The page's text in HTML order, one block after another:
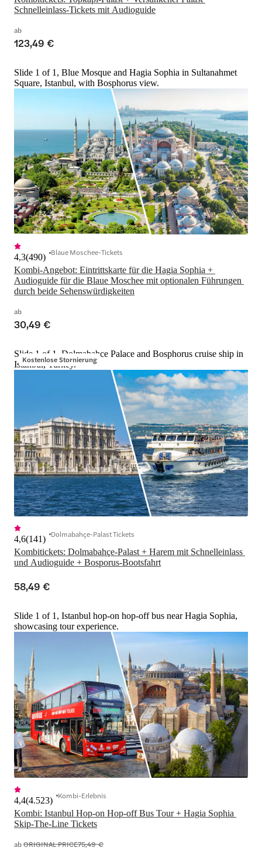
Schnelleinlass-Tickets mit Audioguide
ab
123,49 €
Slide 1 of 1, Blue Mosque and Hagia Sophia in Sultanahmet
Square, Istanbul, with Bosphorus view.
Kombi-Angebot: Eintrittskarte für die Hagia Sophia +
Audioguide für die Blaue Moschee mit optionalen Führungen
durch beide Sehenswürdigkeiten
4,3(490) Blaue Moschee-Tickets
ab
30,49 €
Kostenlose Stornierung
Slide 1 of 1, Dolmabahce Palace and Bosphorus cruise ship in
Istanbul, Turkey.
Kombitickets: Dolmabahçe-Palast + Harem mit Schnelleinlass
und Audioguide + Bosporus-Bootsfahrt
4,6(141) Dolmabahçe-Palast Tickets
58,49 €
Slide 1 of 1, Istanbul hop-on hop-off bus near Hagia Sophia,
showcasing tour experience.
Kombi: Istanbul Hop-on Hop-off Bus Tour + Hagia Sophia
Skip-The-Line Tickets
4,4(4.523) Kombi-Erlebnis
abORIGINAL PRICE75,49 €